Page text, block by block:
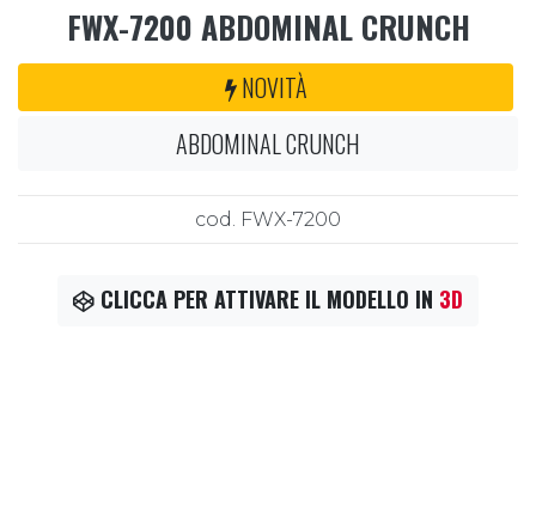
FWX-7200 ABDOMINAL CRUNCH
NOVITÀ
ABDOMINAL CRUNCH
cod. FWX-7200
CLICCA PER ATTIVARE IL MODELLO IN 3D